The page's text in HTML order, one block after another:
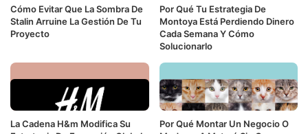
Cómo Evitar Que La Sombra De
Stalin Arruine La Gestión De Tu
Proyecto
Por Qué Tu Estrategia De
Montoya Está Perdiendo Dinero
Cada Semana Y Cómo
Solucionarlo
La Cadena H&m Modifica Su
Por Qué Montar Un Negocio O